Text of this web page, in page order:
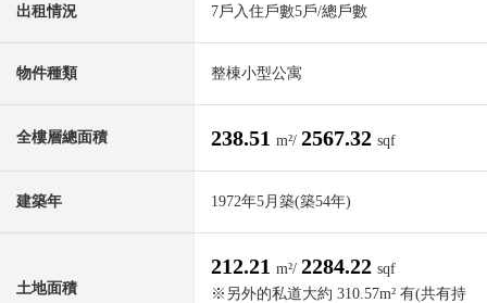
出租情況 7戶入住戶數5戶/總戶數
物件種類 整棟小型公寓
全樓層總面積 238.51 m²/ 2567.32 sqf
建築年 1972年5月築(築54年)
土地面積
212.21 m²/ 2284.22 sqf
※另外的私道大約 310.57m² 有(共有持